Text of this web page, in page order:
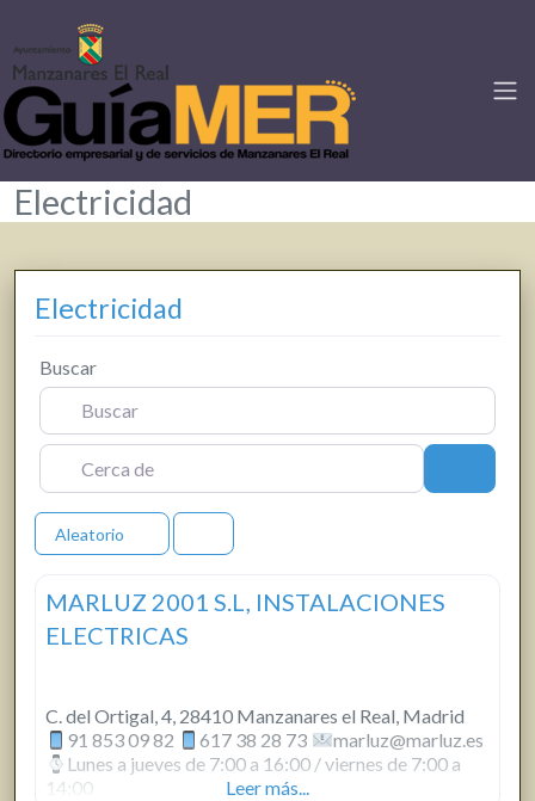
Electricidad
Electricidad
Buscar
Cerca de
Aleatorio
MARLUZ 2001 S.L, INSTALACIONES
ELECTRICAS
C. del Ortigal, 4, 28410 Manzanares el Real, Madrid
91 853 09 82
617 38 28 73
marluz@marluz.es
Lunes a jueves de 7:00 a 16:00 / viernes de 7:00 a
14:00
Leer más...